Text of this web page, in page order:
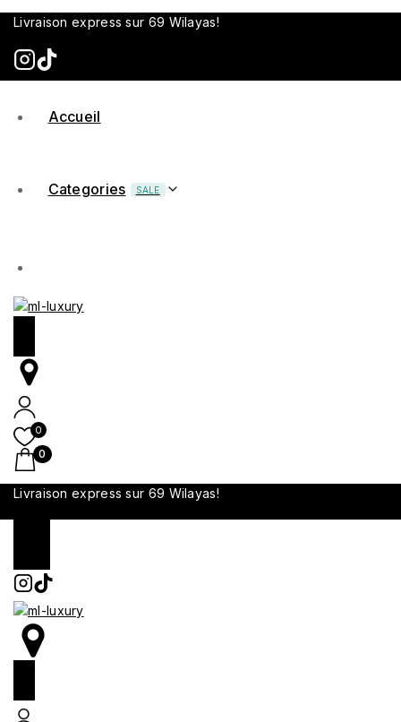
Livraison express sur 69 Wilayas!
Accueil
Categories SALE
0
0
Livraison express sur 69 Wilayas!